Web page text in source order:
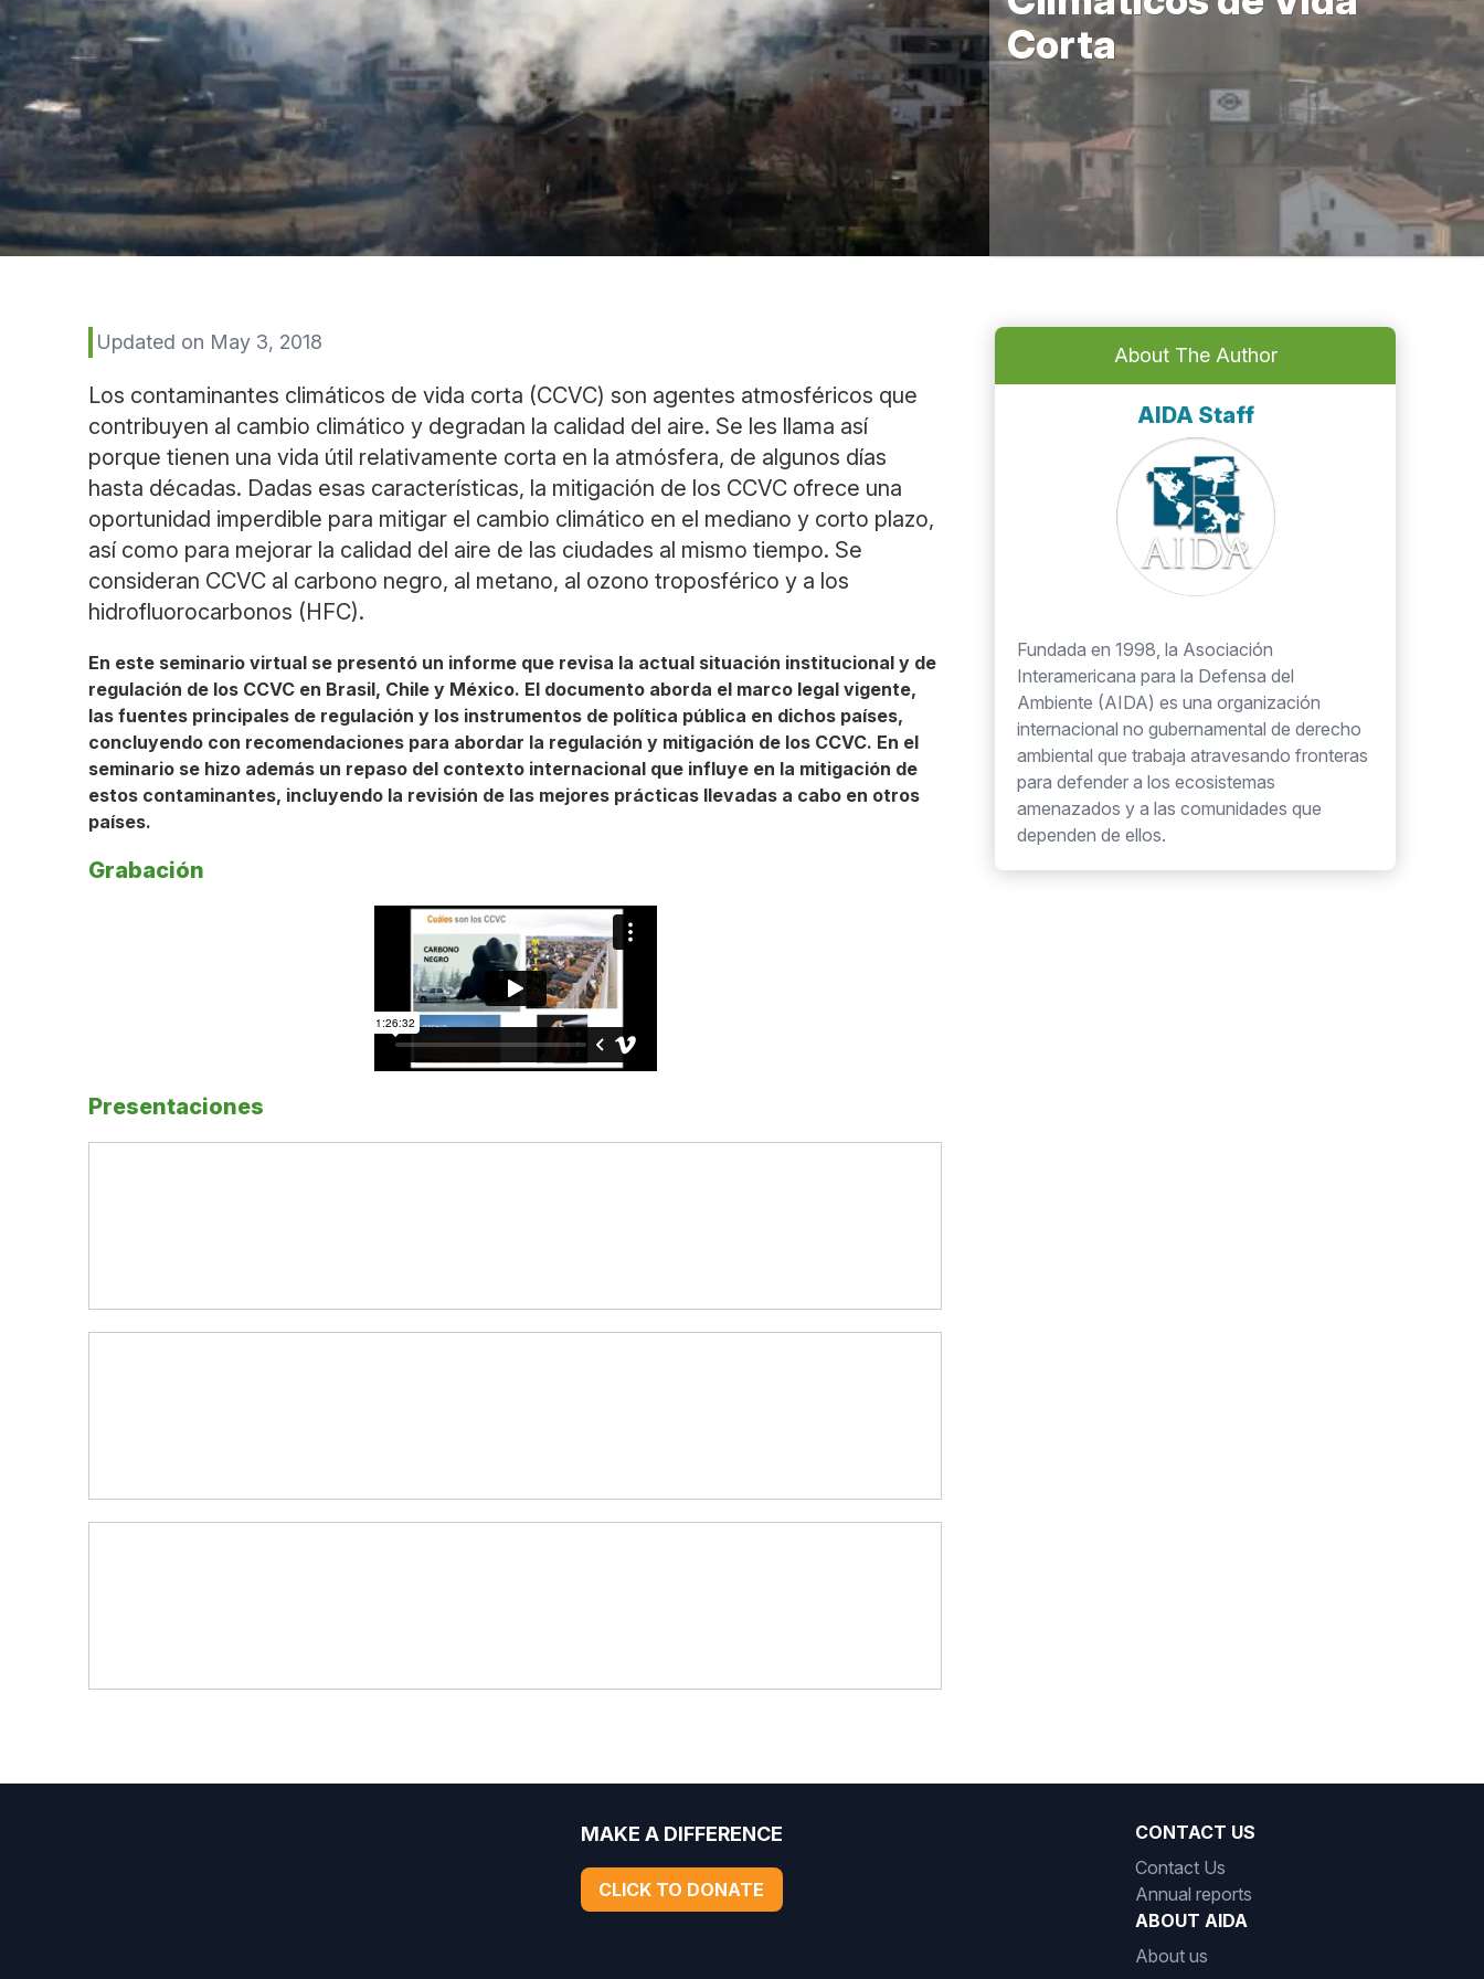
Corta
Updated on May 3, 2018
Los contaminantes climáticos de vida corta (CCVC) son agentes atmosféricos que
contribuyen al cambio climático y degradan la calidad del aire. Se les llama así
porque tienen una vida útil relativamente corta en la atmósfera, de algunos días
hasta décadas. Dadas esas características, la mitigación de los CCVC ofrece una
oportunidad imperdible para mitigar el cambio climático en el mediano y corto plazo,
así como para mejorar la calidad del aire de las ciudades al mismo tiempo. Se
consideran CCVC al carbono negro, al metano, al ozono troposférico y a los
hidrofluorocarbonos (HFC).
En este seminario virtual se presentó un informe que revisa la actual situación institucional y de
regulación de los CCVC en Brasil, Chile y México. El documento aborda el marco legal vigente,
las fuentes principales de regulación y los instrumentos de política pública en dichos países,
concluyendo con recomendaciones para abordar la regulación y mitigación de los CCVC. En el
seminario se hizo además un repaso del contexto internacional que influye en la mitigación de
estos contaminantes, incluyendo la revisión de las mejores prácticas llevadas a cabo en otros
países.
Grabación
Presentaciones
About The Author
AIDA Staff
Fundada en 1998, la Asociación
Interamericana para la Defensa del
Ambiente (AIDA) es una organización
internacional no gubernamental de derecho
ambiental que trabaja atravesando fronteras
para defender a los ecosistemas
amenazados y a las comunidades que
dependen de ellos.
MAKE A DIFFERENCE
CLICK TO DONATE
CONTACT US
Contact Us
Annual reports
ABOUT AIDA
About us